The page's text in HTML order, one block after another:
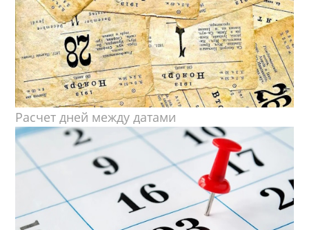
Расчет дней между датами